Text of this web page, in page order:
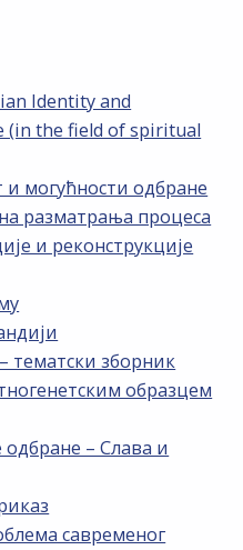
Identity and
(in the field of spiritual
могућности одбране
разматрања процеса
и реконструкције
тематски зборник
образцем
– Слава и
савременог